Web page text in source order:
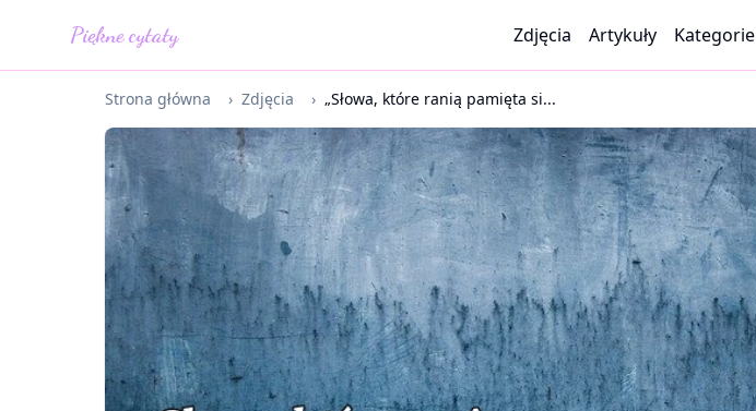
Piękne cytaty Zdjęcia Artykuły Kategorie
Strona główna › Zdjęcia › „Słowa, które ranią pamięta si...